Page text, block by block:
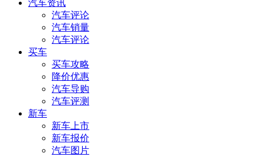
汽车资讯
汽车评论
汽车销量
汽车评论
买车
买车攻略
降价优惠
汽车导购
汽车评测
新车
新车上市
新车报价
汽车图片